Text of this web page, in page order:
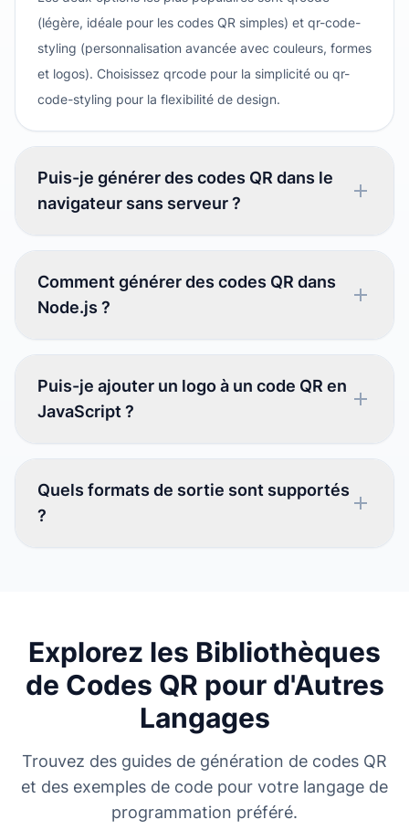
(légère, idéale pour les codes QR simples) et qr-code-
styling (personnalisation avancée avec couleurs, formes
et logos). Choisissez qrcode pour la simplicité ou qr-
code-styling pour la flexibilité de design.
Puis-je générer des codes QR dans le
navigateur sans serveur ?
Comment générer des codes QR dans
Node.js ?
Puis-je ajouter un logo à un code QR en
JavaScript ?
Quels formats de sortie sont supportés
?
Explorez les Bibliothèques
de Codes QR pour d'Autres
Langages
Trouvez des guides de génération de codes QR
et des exemples de code pour votre langage de
programmation préféré.